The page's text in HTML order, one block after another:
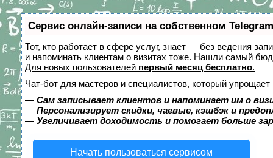
Сервис онлайн-записи на собственном
Тот, кто работает в сфере услуг, знает — без ведения
и напоминать клиентам о визитах тоже. Нашли самый
Для новых пользователей первый месяц бесплатно.
Чат-бот для мастеров и специалистов, который упрощает
— Сам записывает клиентов и напоминает им о
— Персонализирует скидки, чаевые, кэшбэк и
— Увеличивает доходимость и помогает больше
Начать пользоваться сервисом